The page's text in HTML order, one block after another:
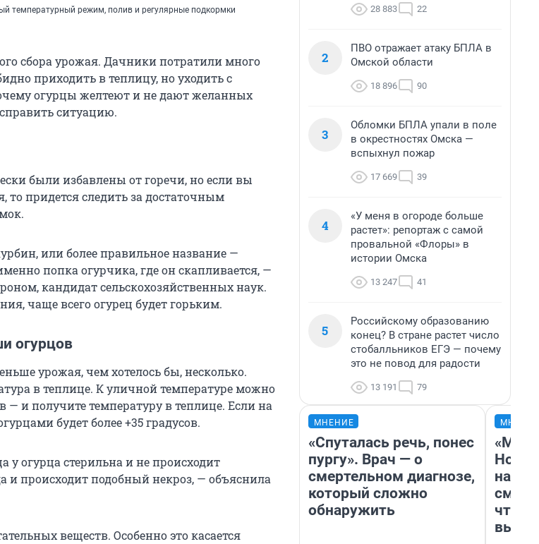
температурный режим, полив и регулярные подкормки
сбора урожая. Дачники потратили много
приходить в теплицу, но уходить с
огурцы желтеют и не дают желанных
ситуацию.
были избавлены от горечи, но если вы
то придется следить за достаточным
или более правильное название —
попка огурчика, где он скапливается, —
кандидат сельскохозяйственных наук.
чаще всего огурец будет горьким.
огурцов
урожая, чем хотелось бы, несколько.
в теплице. К уличной температуре можно
— и получите температуру в теплице. Если на
будет более +35 градусов.
у огурца стерильна и не происходит
и происходит подобный некроз, — объяснила
веществ. Особенно это касается
28 883 22
2
ПВО отражает атаку БПЛА в
Омской области
18 896 90
3
Обломки БПЛА упали в поле
в окрестностях Омска —
вспыхнул пожар
17 669 39
4
«У меня в огороде больше
растет»: репортаж с самой
провальной «Флоры» в
истории Омска
13 247 41
5
Российскому образованию
конец? В стране растет число
стобалльников ЕГЭ — почему
это не повод для радости
13 191 79
МНЕНИЕ
«Спуталась речь, понес
пургу». Врач — о
смертельном диагнозе,
который сложно
обнаружить
«Мы